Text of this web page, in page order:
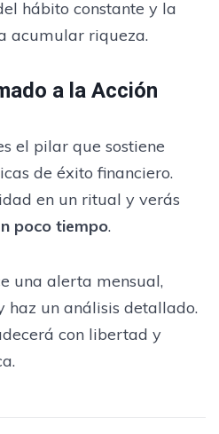
hábito constante y la
acumular riqueza.
a la Acción
el pilar que sostiene
de éxito financiero.
en un ritual y verás
poco tiempo.
una alerta mensual,
haz un análisis detallado.
con libertad y